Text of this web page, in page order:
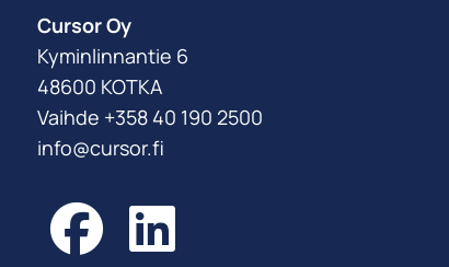
Cursor Oy
Kyminlinnantie 6
48600 KOTKA
Vaihde +358 40 190 2500
info@cursor.fi
Facebook
LinkedIn